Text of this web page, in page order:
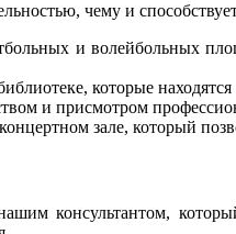
чему и
и волейбольных
которые
и присмотром
зале, который
консультантом,